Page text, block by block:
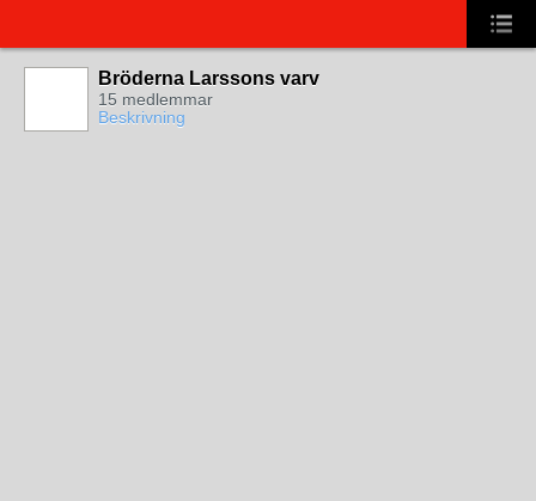
Bröderna Larssons varv
15 medlemmar
Beskrivning